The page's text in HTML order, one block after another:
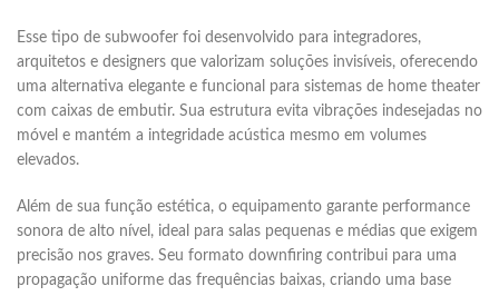
Esse tipo de subwoofer foi desenvolvido para integradores,
arquitetos e designers que valorizam soluções invisíveis, oferecendo
uma alternativa elegante e funcional para sistemas de home theater
com caixas de embutir. Sua estrutura evita vibrações indesejadas no
móvel e mantém a integridade acústica mesmo em volumes
elevados.
Além de sua função estética, o equipamento garante performance
sonora de alto nível, ideal para salas pequenas e médias que exigem
precisão nos graves. Seu formato downfiring contribui para uma
propagação uniforme das frequências baixas, criando uma base